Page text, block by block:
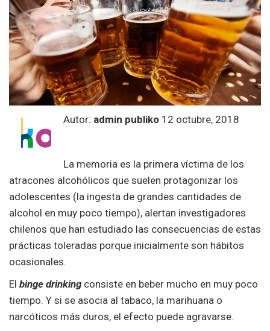
Autor: admin publiko 12 octubre, 2018
La memoria es la primera víctima de los
atracones alcohólicos que suelen protagonizar los
adolescentes (la ingesta de grandes cantidades de
alcohol en muy poco tiempo), alertan investigadores
chilenos que han estudiado las consecuencias de estas
prácticas toleradas porque inicialmente son hábitos
ocasionales.
El binge drinkingconsiste en beber mucho en muy poco
tiempo. Y si se asocia al tabaco, la marihuana o
narcóticos más duros, el efecto puede agravarse.